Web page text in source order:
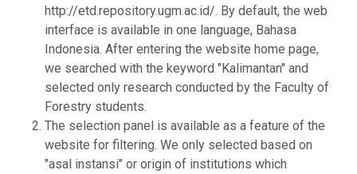
http://etd.repository.ugm.ac.id/. By default, the web
interface is available in one language, Bahasa
Indonesia. After entering the website home page,
we searched with the keyword "Kalimantan'' and
selected only research conducted by the Faculty of
Forestry students.
The selection panel is available as a feature of the
website for filtering. We only selected based on
"asal instansi" or origin of institutions which